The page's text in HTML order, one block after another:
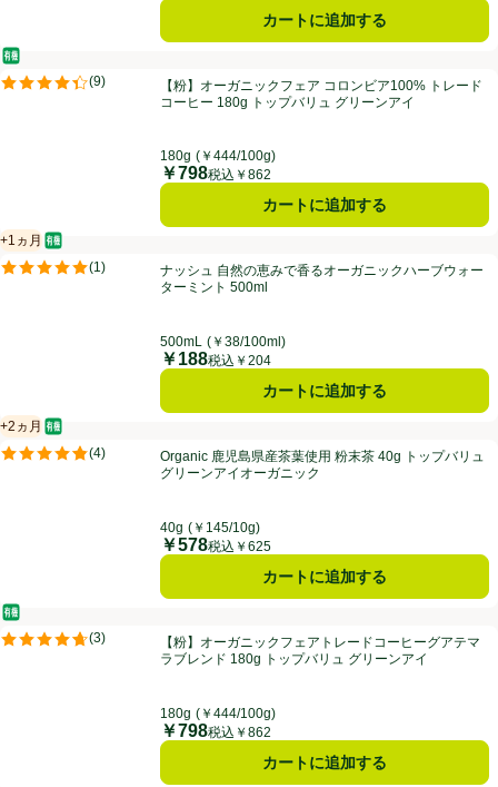
カートに追加する
【粉】オーガニックフェア コロンビア100% トレードコーヒー 180g
オーガニック/有機
(9)
評価は9件のレビューで5点中4.4点。【粉】オーガニックフェア コロンビア100% トレード
コーヒー 180g トップバリュ グリーンアイ
180g (￥444/100g)
価格
￥798税込￥862
カートに追加する
ナッシュ 自然の恵みで香るオーガニックハーブウォーターミント
+1ヵ月
賞味・消費期限保証：1ヵ月
オーガニック/有機
(1)
評価は1件のレビューで5点中5.0点。ナッシュ 自然の恵みで香るオーガニックハーブウォー
ターミント 500ml
500mL (￥38/100ml)
価格
￥188税込￥204
カートに追加する
Organic 鹿児島県産茶葉使用 粉末茶 40g トップバリュ グリーンアイオ
+2ヵ月
賞味・消費期限保証：2ヵ月
オーガニック/有機
(4)
評価は4件のレビューで5点中4.8点。Organic 鹿児島県産茶葉使用 粉末茶 40g トップバリュ
グリーンアイオーガニック
40g (￥145/10g)
価格
￥578税込￥625
カートに追加する
【粉】オーガニックフェアトレードコーヒーグアテマラブレンド
オーガニック/有機
(3)
評価は3件のレビューで5点中4.7点。【粉】オーガニックフェアトレードコーヒーグアテマ
ラブレンド 180g トップバリュ グリーンアイ
180g (￥444/100g)
価格
￥798税込￥862
カートに追加する